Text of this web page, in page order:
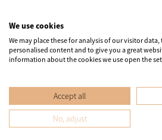
Copyright © Ipanema
Minden jog fenntartva. All
We use cookies
We may place these for analysis of our visitor
personalised content and to give you a great
information about the cookies we use open the
Accept all
No, adjust